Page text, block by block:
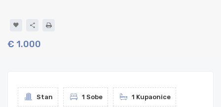
€ 1.000
Stan 1 Sobe 1 Kupaonice